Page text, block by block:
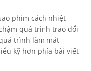
phim cách nhiệt
quá trình trao đổi
trình làm mát
kỹ hơn phía bài viết